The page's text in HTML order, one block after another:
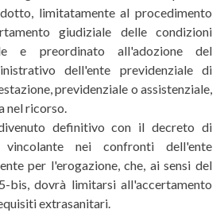
limitatamente al procedimento
giudiziale delle condizioni
e preordinato all'adozione del
dell'ente previdenziale di
previdenziale o assistenziale,
nel ricorso.
divenuto definitivo con il decreto di
nei confronti dell'ente
per l'erogazione, che, ai sensi del
bis, dovrà limitarsi all'accertamento
extrasanitari.